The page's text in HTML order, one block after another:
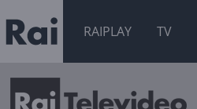
RAIPLAY TV